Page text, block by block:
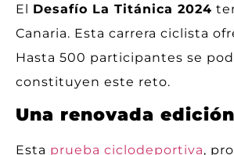
El Desafío La Titánica 2024
Canaria. Esta carrera ciclista
Hasta 500 participantes se
constituyen este reto.
Una renovada
Esta prueba ciclodeportiva,